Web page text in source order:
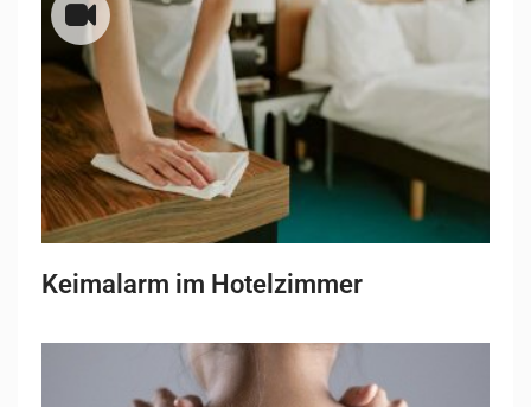
Keimalarm im Hotelzimmer